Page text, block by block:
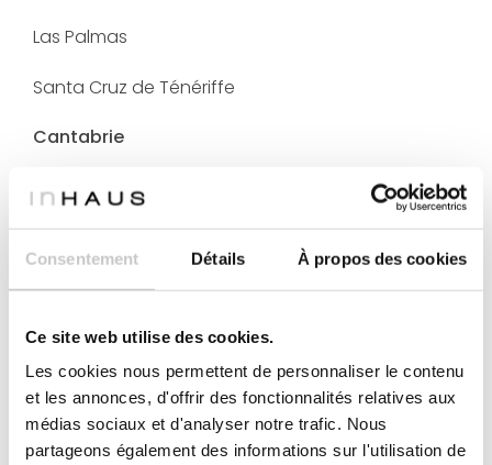
Consentement Détails À propos des cookies
Ce site web utilise des cookies.
Les cookies nous permettent de personnaliser le contenu
et les annonces, d'offrir des fonctionnalités relatives aux
médias sociaux et d'analyser notre trafic. Nous
partageons également des informations sur l'utilisation de
Las Palmas
Santa Cruz de Ténériffe
Cantabrie
Castille-La Mancha
Albacete
Ciudad Real
Cuenca
Guadalajara
Tolède